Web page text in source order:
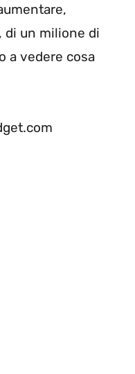
di un milione di
a vedere cosa